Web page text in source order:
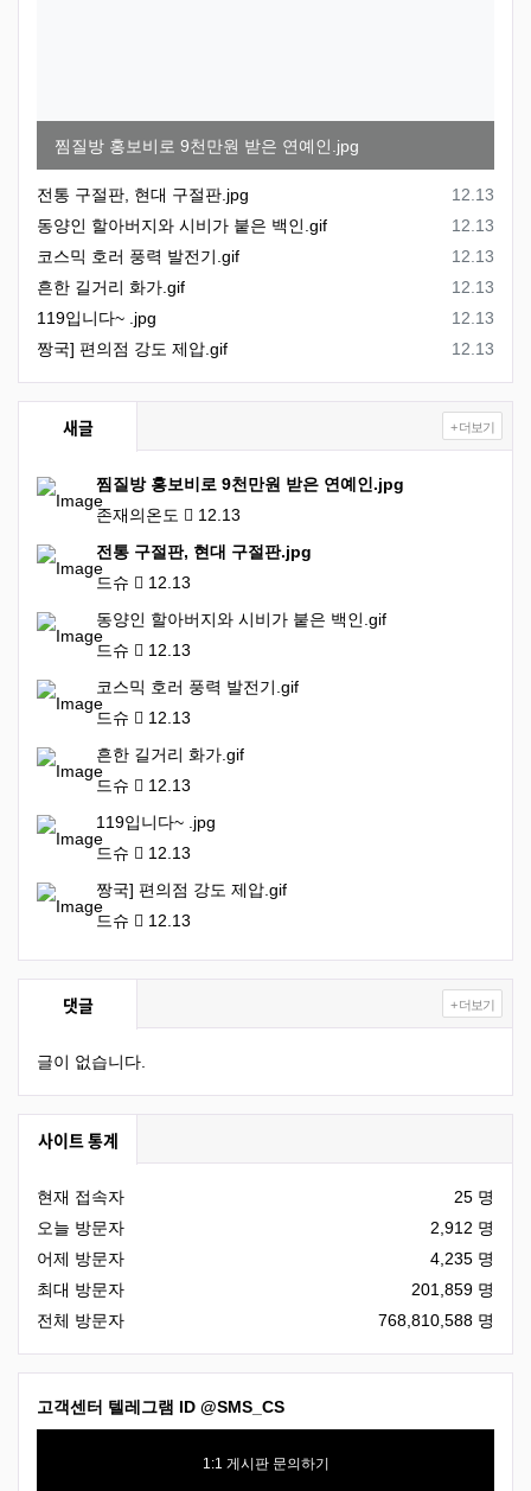
찜질방 홍보비로 9천만원 받은 연예인.jpg
등록일
12.13
전통 구절판, 현대 구절판.jpg
등록일
12.13
동양인 할아버지와 시비가 붙은 백인.gif
등록일
12.13
코스믹 호러 풍력 발전기.gif
등록일
12.13
흔한 길거리 화가.gif
등록일
12.13
119입니다~ .jpg
등록일
12.13
짱국] 편의점 강도 제압.gif
새글 + 더보기
찜질방 홍보비로 9천만원 받은 연예인.jpg
존재의온도
12.13
전통 구절판, 현대 구절판.jpg
드슈
12.13
동양인 할아버지와 시비가 붙은 백인.gif
드슈
12.13
코스믹 호러 풍력 발전기.gif
드슈
12.13
흔한 길거리 화가.gif
드슈
12.13
119입니다~ .jpg
드슈
12.13
짱국] 편의점 강도 제압.gif
드슈
12.13
댓글 + 더보기
글이 없습니다.
사이트 통계
현재 접속자
25 명
오늘 방문자
2,912 명
어제 방문자
4,235 명
최대 방문자
201,859 명
전체 방문자
768,810,588 명
고객센터 텔레그램 ID @SMS_CS
1:1 게시판 문의하기